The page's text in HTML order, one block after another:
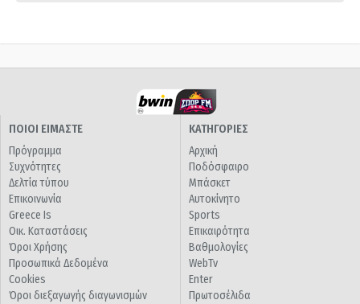
ΠΟΙΟΙ ΕΙΜΑΣΤΕ
Πρόγραμμα
Συχνότητες
Δελτία τύπου
Επικοινωνία
Greece Is
Οικ. Καταστάσεις
Όροι Χρήσης
Προσωπικά Δεδομένα
Cookies
Όροι διεξαγωγής διαγωνισμών
ΚΑΤΗΓΟΡΙΕΣ
Αρχική
Ποδόσφαιρο
Μπάσκετ
Αυτοκίνητο
Sports
Επικαιρότητα
Βαθμολογίες
WebTv
Enter
Πρωτοσέλιδα